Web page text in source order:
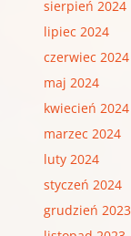
sierpień 2024
lipiec 2024
czerwiec 2024
maj 2024
kwiecień 2024
marzec 2024
luty 2024
styczeń 2024
grudzień 2023